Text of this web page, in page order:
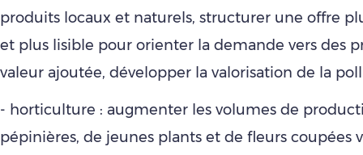
produits locaux et naturels, structurer une offre
et plus lisible pour orienter la demande vers des
valeur ajoutée, développer la valorisation de la
- horticulture : augmenter les volumes de
pépinières, de jeunes plants et de fleurs coupées